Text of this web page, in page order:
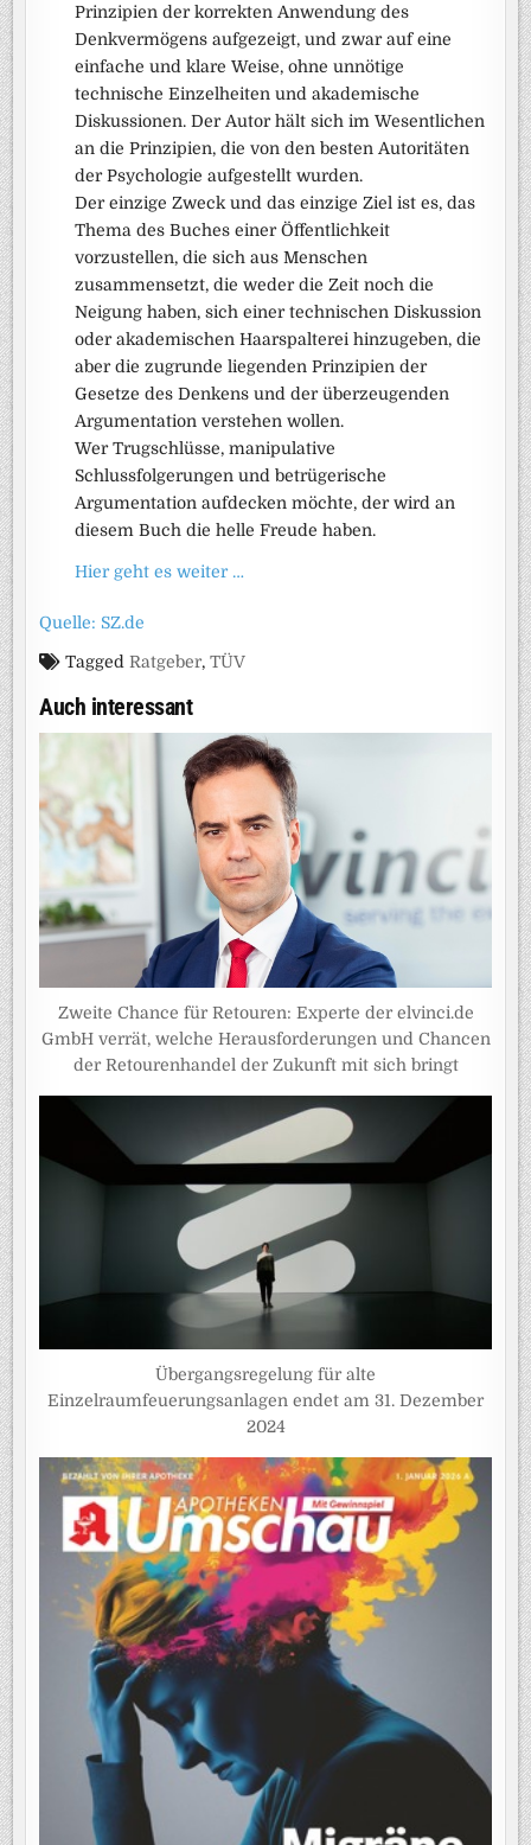
Prinzipien der korrekten Anwendung des
Denkvermögens aufgezeigt, und zwar auf eine
einfache und klare Weise, ohne unnötige
technische Einzelheiten und akademische
Diskussionen. Der Autor hält sich im Wesentlichen
an die Prinzipien, die von den besten Autoritäten
der Psychologie aufgestellt wurden.
Der einzige Zweck und das einzige Ziel ist es, das
Thema des Buches einer Öffentlichkeit
vorzustellen, die sich aus Menschen
zusammensetzt, die weder die Zeit noch die
Neigung haben, sich einer technischen Diskussion
oder akademischen Haarspalterei hinzugeben, die
aber die zugrunde liegenden Prinzipien der
Gesetze des Denkens und der überzeugenden
Argumentation verstehen wollen.
Wer Trugschlüsse, manipulative
Schlussfolgerungen und betrügerische
Argumentation aufdecken möchte, der wird an
diesem Buch die helle Freude haben.
Hier geht es weiter …
Quelle: SZ.de
TaggedRatgeber,TÜV
Auch interessant
Zweite Chance für Retouren: Experte der elvinci.de
GmbH verrät, welche Herausforderungen und Chancen
der Retourenhandel der Zukunft mit sich bringt
Übergangsregelung für alte
Einzelraumfeuerungsanlagen endet am 31. Dezember
2024